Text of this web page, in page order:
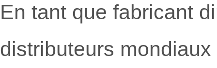
En tant que fabricant
distributeurs